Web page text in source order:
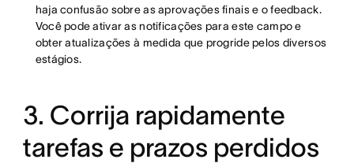
haja confusão sobre as aprovações finais e o feedback.
Você pode ativar as notificações para este campo e
obter atualizações à medida que progride pelos diversos
estágios.
3. Corrija rapidamente
tarefas e prazos perdidos